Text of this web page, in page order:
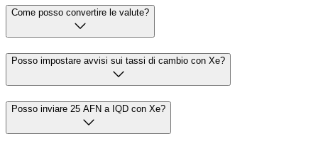
Come posso convertire le valute?
Posso impostare avvisi sui tassi di cambio con Xe?
Posso inviare 25 AFN a IQD con Xe?